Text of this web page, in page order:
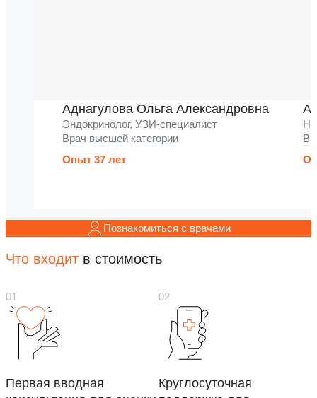
Аднагулова Ольга Александровна
Эндокринолог, УЗИ-специалист
Врач высшей категории
Опыт 37 лет
Познакомиться с врачами
Что входит в стоимость
Первая вводная
Круглосуточная